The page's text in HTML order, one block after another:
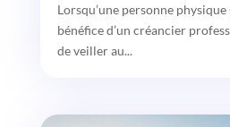
Lorsqu’une personne
bénéfice d’un créancier
de veiller au...